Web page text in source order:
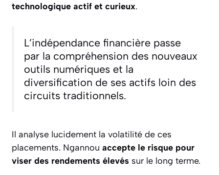
technologique actif et curieux.
L’indépendance financière passe
par la compréhension des nouveaux
outils numériques et la
diversification de ses actifs loin des
circuits traditionnels.
Il analyse lucidement la volatilité de ces
placements. Ngannou accepte le risque pour
viser des rendements élevés sur le long terme.